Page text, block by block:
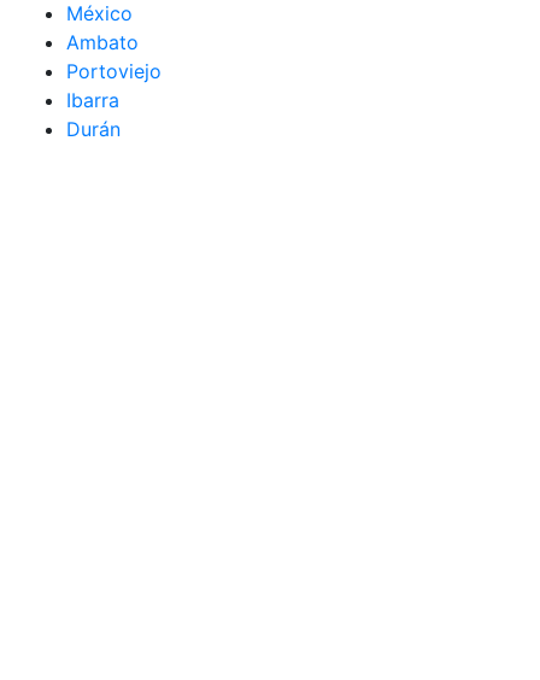
México
Ambato
Portoviejo
Ibarra
Durán